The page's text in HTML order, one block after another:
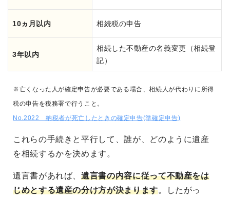
10ヵ月以内 相続税の申告
3年以内
相続した不動産の名義変更（相続登
記）
※亡くなった人が確定申告が必要である場合、相続人が代わりに所得
税の申告を税務署で行うこと。
No.2022 納税者が死亡したときの確定申告(準確定申告)
これらの手続きと平行して、誰が、どのように遺産
を相続するかを決めます。
遺言書があれば、遺言書の内容に従って不動産をは
じめとする遺産の分け方が決まります。したがっ